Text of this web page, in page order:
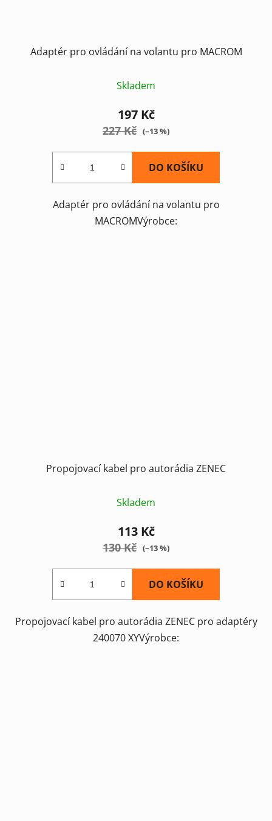
Adaptér pro ovládání na volantu pro MACROM
Skladem
197 Kč
227 Kč (–13 %)
DO KOŠÍKU
Adaptér pro ovládání na volantu pro
MACROMVýrobce:
Propojovací kabel pro autorádia ZENEC
Skladem
113 Kč
130 Kč (–13 %)
DO KOŠÍKU
Propojovací kabel pro autorádia ZENEC pro adaptéry
240070 XYVýrobce: